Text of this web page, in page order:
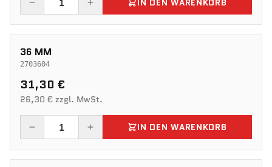
IN DEN WARENKORB
36 MM
2703604
31,30 €
26,30 € zzgl. MwSt.
IN DEN WARENKORB